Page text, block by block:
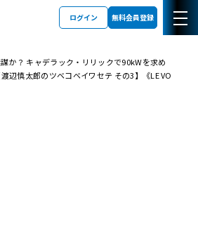
ログイン 無料会員登録
か？ キャデラック・リリックで90kWを求め
辺慎太郎のツベコベイワセテ その3】《LE VO